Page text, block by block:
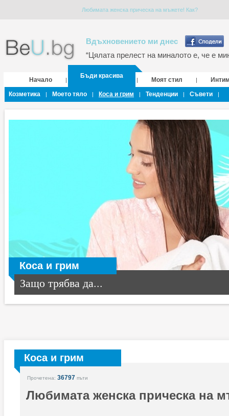
Любимата женска прическа на мъжете! Как?
Вдъхновението ми днес
“Цялата прелест на миналото е, че е
Начало |
Бъди красива
| Моят стил |
Козметика
| Моето тяло | Коса и грим | Тенденции | Съвети |
Коса и грим
Защо трябва да...
Коса и грим
Прочетена: 36797 пъти
Любимата женска прическа на